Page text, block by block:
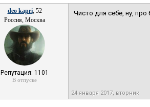
deo kapri, 52
Россия, Москва
Репутация: 1101
В отпуске
Чисто для себе, ну,
24 января 2017, вторник